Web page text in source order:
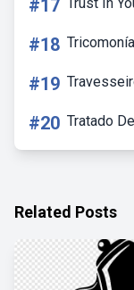
#17
#18
#19
#20 Tratado
Related Posts